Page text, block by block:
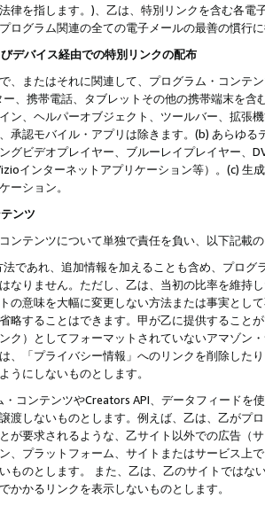
律を指します。)、乙は、特別リンクを含む各
ログラム関連の全ての電子メールの最善の慣行
デバイス経由での特別リンクの配布
、またはそれに関連して、プログラム・コンテ
ー、携帯電話、タブレットその他の携帯端末を
ン、ヘルパーオブジェクト、ツールバー、拡張
承認モバイル・アプリは除きます。(b) あらゆ
グビデオプレイヤー、ブルーレイプレイヤー、
インターネットアプリケーション等）。(c)
ーション。
ンツ
ンテンツについて単独で責任を負い、以下記載
法であれ、追加情報を加えることも含め、プロ
なりません。ただし、乙は、当初の比率を維持
の意味を大幅に変更しない方法または事実とし
略することはできます。甲が乙に提供すること
ク）としてフォーマットされていないアマゾン
、「プライバシー情報」へのリンクを削除した
うにしないものとします。
コンテンツやCreators API、データフィード
渡しないものとします。例えば、乙は、乙がプ
が要求されるような、乙サイト以外での広告（
、プラットフォーム、サイトまたはサービス上
ものとします。 また、乙は、乙のサイトでは
かかるリンクを表示しないものとします。